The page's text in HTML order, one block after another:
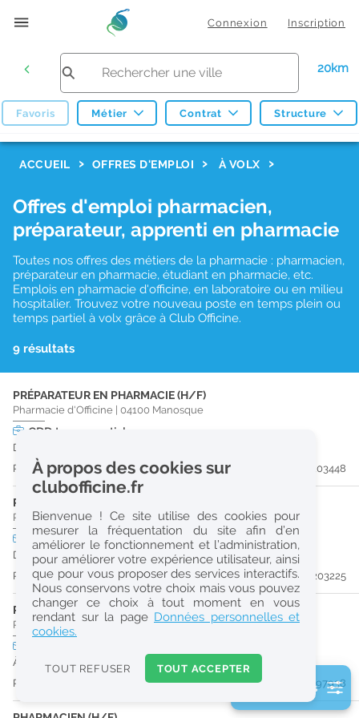
Connexion Inscription
20km
Favoris Métier Contrat Structure
Réinitialiser
2
0
k
Consulter les offres de la France d'outre-mer
ACCUEIL OFFRES D'EMPLOI À VOLX
Offres d'emploi pharmacien,
préparateur, apprenti en pharmacie
Toutes nos offres des métiers de la pharmacie : pharmacien,
préparateur en pharmacie, étudiant en pharmacie, etc.
Emplois en pharmacie d'officine, en laboratoire ou en milieu
hospitalier. Trouvez votre nouveau poste en temps plein ou
temps partiel à volx grâce à Club Officine.
9 résultats
PRÉPARATEUR EN PHARMACIE (H/F)
Pharmacie d'Officine 04100 Manosque
CDD temps partiel
Du 31/08/26 au 31/12/26
Publiée il y a 14 jour(s)
#203448
PHARMACIEN (H/F)
Pharmacie d'Officine|83560 Vinon-Sur-Verdon
temps plein
Dès que possible
Publiée il y a 17 jour(s)
#203225
PRÉPARATEUR EN PHARMACIE (H/F)
Pharmacie d'Officine 04100 Manosque
À partir du 31/08/26
Publiée il y a 23 jour(s)
#197938
2 filtre(s) actifs
À propos des cookies sur
clubofficine.fr
Bienvenue ! Ce site utilise des cookies pour
mesurer la fréquentation du site afin d’en
améliorer le fonctionnement et l’administration,
pour améliorer votre expérience utilisateur, ainsi
que pour vous proposer des services interactifs.
Nous conservons votre choix mais vous pouvez
changer ce choix à tout moment en vous
rendant sur la page Données personnelles et
cookies.
TOUT REFUSER TOUT ACCEPTER